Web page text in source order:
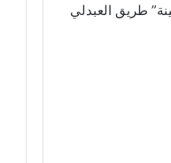
تسمى “القابينة” طريق العبدلي